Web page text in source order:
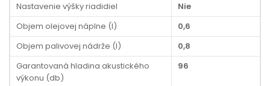
Nastavenie výšky riadidiel
Nie
Objem olejovej náplne (l)
0,6
Objem palivovej nádrže (l)
0,8
Garantovaná hladina akustického
výkonu (db)
96